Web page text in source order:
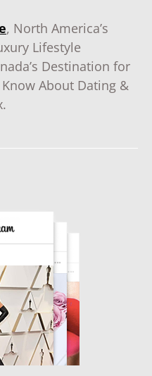
, North America’s
Lifestyle
Destination for
About Dating &